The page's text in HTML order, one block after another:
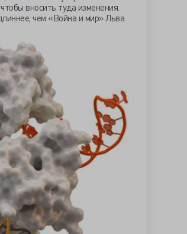
вносить туда изменения.
чем «Война и мир» Льва